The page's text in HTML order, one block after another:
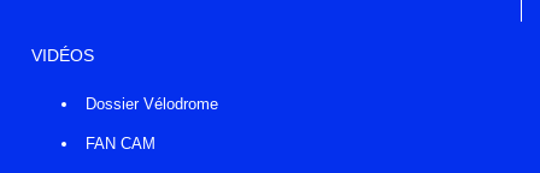
VIDÉOS
Dossier Vélodrome
FAN CAM